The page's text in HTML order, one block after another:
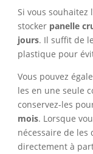
Si vous souhaitez
stocker panelle
jours. Il suffit de
plastique pour
Vous pouvez
les en une seule
conservez-les
mois. Lorsque
nécessaire de
directement à